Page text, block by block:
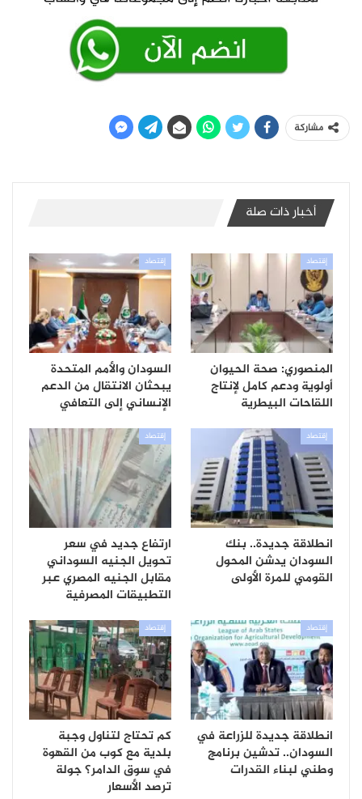
مشاركة
أخبار ذات صلة
إقتصاد
المنصوري: صحة الحيوان
أولوية ودعم كامل لإنتاج
اللقاحات البيطرية
إقتصاد
السودان والأمم المتحدة
يبحثان الانتقال من الدعم
الإنساني إلى التعافي
إقتصاد
انطلاقة جديدة.. بنك
السودان يدشن المحول
القومي للمرة الأولى
إقتصاد
ارتفاع جديد في سعر
تحويل الجنيه السوداني
مقابل الجنيه المصري عبر
التطبيقات المصرفية
إقتصاد
انطلاقة جديدة للزراعة في
السودان.. تدشين برنامج
وطني لبناء القدرات
إقتصاد
كم تحتاج لتناول وجبة
بلدية مع كوب من القهوة
في سوق الدامر؟ جولة
ترصد الأسعار